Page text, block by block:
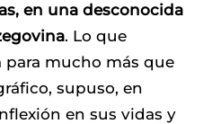
en una desconocida
. Lo que
mucho más que
supuso, en
en sus vidas y